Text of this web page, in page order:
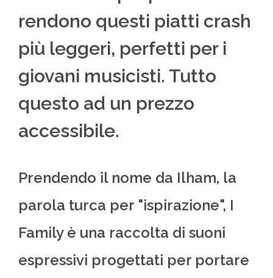
rendono questi piatti crash
più leggeri, perfetti per i
giovani musicisti. Tutto
questo ad un prezzo
accessibile.
Prendendo il nome da Ilham, la
parola turca per "ispirazione", I
Family è una raccolta di suoni
espressivi progettati per portare